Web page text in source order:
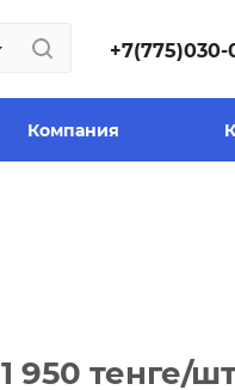
+7(775)030-
Компания
1 950 тенге/